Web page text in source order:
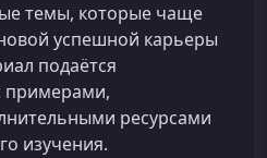
темы, которые чаще
успешной карьеры
подаётся
примерами,
ресурсами
изучения.